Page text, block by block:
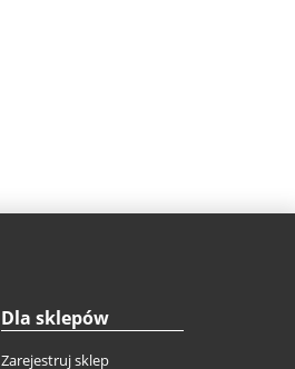
Dla sklepów
Zarejestruj sklep